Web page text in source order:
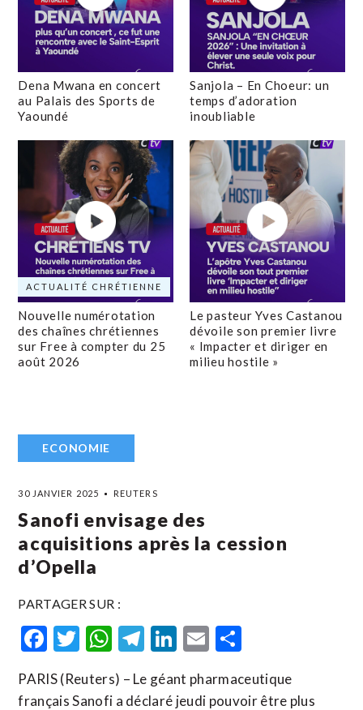
Dena Mwana en concert
au Palais des Sports de
Yaoundé
Sanjola – En Choeur: un
temps d’adoration
inoubliable
ACTUALITÉ CHRÉTIENNE
Nouvelle numérotation
des chaînes chrétiennes
sur Free à compter du 25
août 2026
Le pasteur Yves Castanou
dévoile son premier livre
« Impacter et diriger en
milieu hostile »
ECONOMIE
30 JANVIER 2025 REUTERS
Sanofi envisage des
acquisitions après la cession
d’Opella
PARTAGER SUR :
Facebook
Twitter
WhatsApp
Telegram
LinkedIn
Email
PARIS (Reuters) – Le géant pharmaceutique
français Sanofi a déclaré jeudi pouvoir être plus